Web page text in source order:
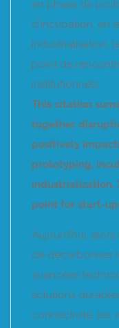
en phase de
dʼincubation, en
industrialisation,
point de
institutionnels.
This citation
together
positively
prototyping,
industrialization,
point for start-
Aujourd’hui,
de décarboniser
avancées
solutions
connectivité, les